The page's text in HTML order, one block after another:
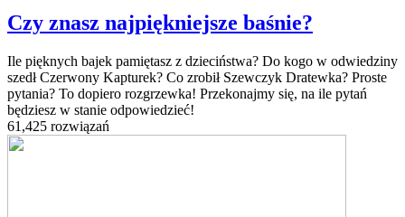
Czy znasz najpiękniejsze baśnie?
Ile pięknych bajek pamiętasz z dzieciństwa? Do kogo w odwiedziny
szedł Czerwony Kapturek? Co zrobił Szewczyk Dratewka? Proste
pytania? To dopiero rozgrzewka! Przekonajmy się, na ile pytań
będziesz w stanie odpowiedzieć!
61,425 rozwiązań